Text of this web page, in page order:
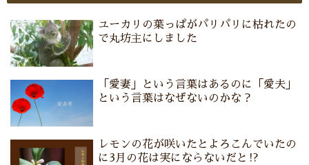
ユーカリの葉っぱがパリパリに枯れたの
で丸坊主にしました
「愛妻」という言葉はあるのに「愛夫」
という言葉はなぜないのかな？
レモンの花が咲いたとよろこんでいたの
に3月の花は実にならないだと⁉